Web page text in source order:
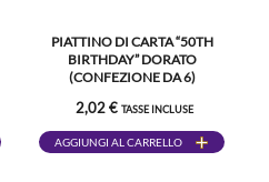
PIATTINO DI CARTA “50TH
BIRTHDAY” DORATO
(CONFEZIONE DA 6)
2,02 € TASSE INCLUSE
AGGIUNGI AL CARRELLO